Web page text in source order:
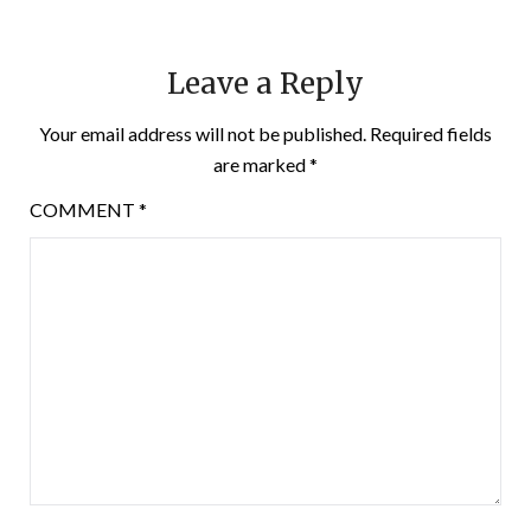
Leave a Reply
Your email address will not be published. Required fields
are marked*
COMMENT *